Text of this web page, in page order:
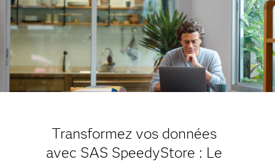
Transformez vos données
avec SAS SpeedyStore : Le